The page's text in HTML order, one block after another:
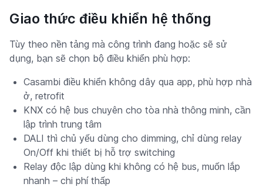
Giao thức điều khiển hệ thống
Tùy theo nền tảng mà công trình đang hoặc sẽ sử
dụng, bạn sẽ chọn bộ điều khiển phù hợp:
Casambi điều khiển không dây qua app, phù hợp nhà
ở, retrofit
KNX có hệ bus chuyên cho tòa nhà thông minh, cần
lập trình trung tâm
DALI thì chủ yếu dùng cho dimming, chỉ dùng relay
On/Off khi thiết bị hỗ trợ switching
Relay độc lập dùng khi không có hệ bus, muốn lắp
nhanh – chi phí thấp